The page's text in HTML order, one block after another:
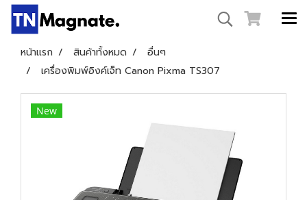
หน้าแรก สินค้าทั้งหมด
อื่นๆ
เครื่องพิมพ์อิงค์เจ็ท Canon Pixma TS307
New